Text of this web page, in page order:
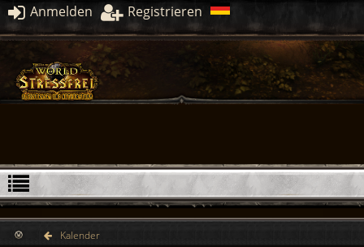
Anmelden Registrieren
Kalender